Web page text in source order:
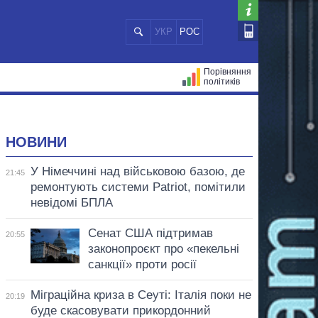
УКР РОС
Порівняння
політиків
НОВИНИ
21:45
У Німеччині над військовою базою, де
ремонтують системи Patriot, помітили
невідомі БПЛА
20:55
Сенат США підтримав
законопроєкт про «пекельні
санкції» проти росії
20:19
Міграційна криза в Сеуті: Італія поки не
буде скасовувати прикордонний